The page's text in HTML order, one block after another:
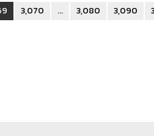
3,070 ... 3,080 3,090